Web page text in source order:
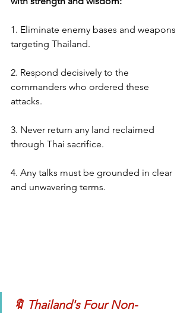
1. Eliminate enemy bases and weapons
targeting Thailand.
2. Respond decisively to the
commanders who ordered these
attacks.
3. Never return any land reclaimed
through Thai sacrifice.
4. Any talks must be grounded in clear
and unwavering terms.
🔖 Thailand's Four Non-